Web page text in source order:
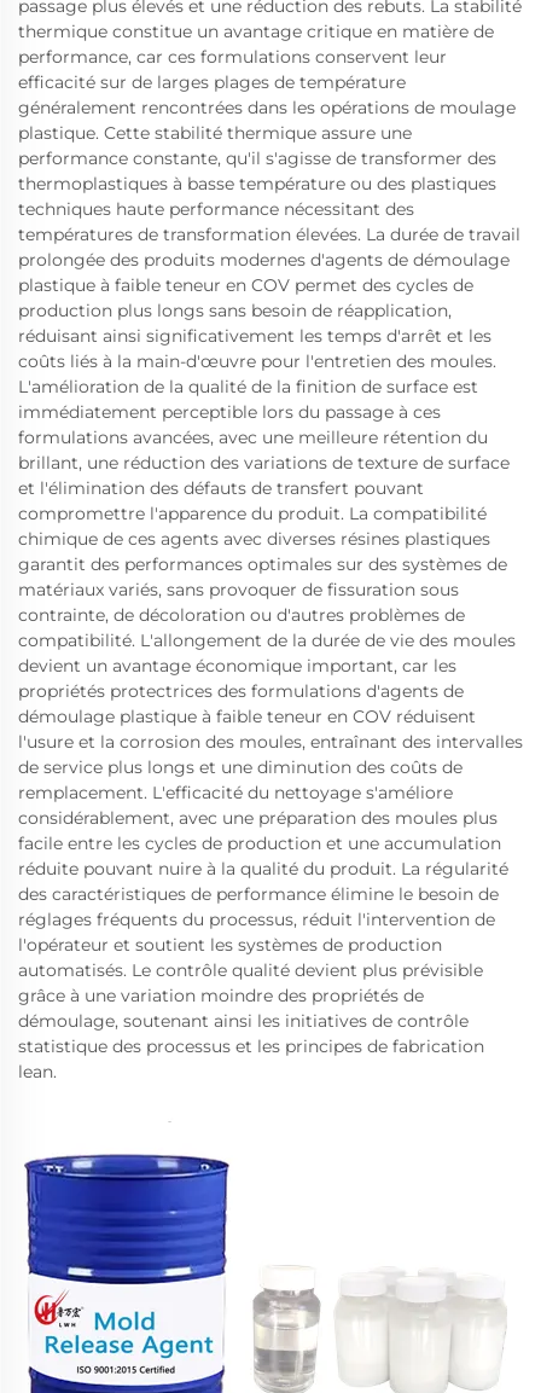
passage plus élevés et une réduction des rebuts. La stabilité
thermique constitue un avantage critique en matière de
performance, car ces formulations conservent leur
efficacité sur de larges plages de température
généralement rencontrées dans les opérations de moulage
plastique. Cette stabilité thermique assure une
performance constante, qu'il s'agisse de transformer des
thermoplastiques à basse température ou des plastiques
techniques haute performance nécessitant des
températures de transformation élevées. La durée de travail
prolongée des produits modernes d'agents de démoulage
plastique à faible teneur en COV permet des cycles de
production plus longs sans besoin de réapplication,
réduisant ainsi significativement les temps d'arrêt et les
coûts liés à la main-d'œuvre pour l'entretien des moules.
L'amélioration de la qualité de la finition de surface est
immédiatement perceptible lors du passage à ces
formulations avancées, avec une meilleure rétention du
brillant, une réduction des variations de texture de surface
et l'élimination des défauts de transfert pouvant
compromettre l'apparence du produit. La compatibilité
chimique de ces agents avec diverses résines plastiques
garantit des performances optimales sur des systèmes de
matériaux variés, sans provoquer de fissuration sous
contrainte, de décoloration ou d'autres problèmes de
compatibilité. L'allongement de la durée de vie des moules
devient un avantage économique important, car les
propriétés protectrices des formulations d'agents de
démoulage plastique à faible teneur en COV réduisent
l'usure et la corrosion des moules, entraînant des intervalles
de service plus longs et une diminution des coûts de
remplacement. L'efficacité du nettoyage s'améliore
considérablement, avec une préparation des moules plus
facile entre les cycles de production et une accumulation
réduite pouvant nuire à la qualité du produit. La régularité
des caractéristiques de performance élimine le besoin de
réglages fréquents du processus, réduit l'intervention de
l'opérateur et soutient les systèmes de production
automatisés. Le contrôle qualité devient plus prévisible
grâce à une variation moindre des propriétés de
démoulage, soutenant ainsi les initiatives de contrôle
statistique des processus et les principes de fabrication
lean.